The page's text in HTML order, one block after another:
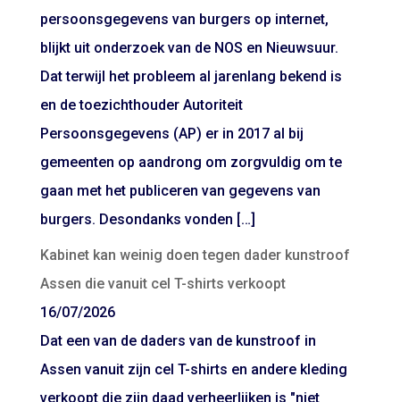
persoonsgegevens van burgers op internet,
blijkt uit onderzoek van de NOS en Nieuwsuur.
Dat terwijl het probleem al jarenlang bekend is
en de toezichthouder Autoriteit
Persoonsgegevens (AP) er in 2017 al bij
gemeenten op aandrong om zorgvuldig om te
gaan met het publiceren van gegevens van
burgers. Desondanks vonden […]
Kabinet kan weinig doen tegen dader kunstroof
Assen die vanuit cel T-shirts verkoopt
16/07/2026
Dat een van de daders van de kunstroof in
Assen vanuit zijn cel T-shirts en andere kleding
verkoopt die zijn daad verheerlijken is "niet